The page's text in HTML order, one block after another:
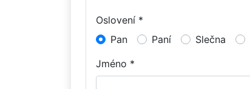
Oslovení *
Pan
Paní Slečna
Jméno *